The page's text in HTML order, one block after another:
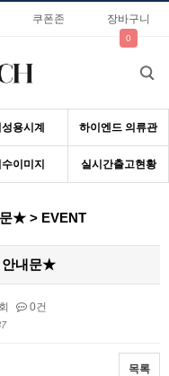
쿠폰존 장바구니
0
용시계 하이엔드 의류관
이미지 실시간출고현황
★ > EVENT
안내문★
0건
목록